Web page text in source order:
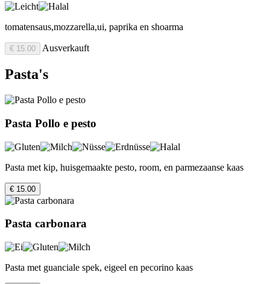
tomatensaus,mozzarella,ui, paprika en shoarma
€ 15.00 Ausverkauft
Pasta's
Pasta Pollo e pesto
Pasta met kip, huisgemaakte pesto, room, en parmezaanse kaas
€ 15.00
Pasta carbonara
Pasta met guanciale spek, eigeel en pecorino kaas